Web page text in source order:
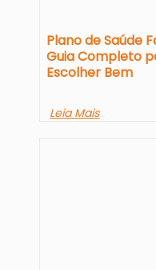
Plano de Saúde
Guia Completo
Escolher Bem
Leia Mais